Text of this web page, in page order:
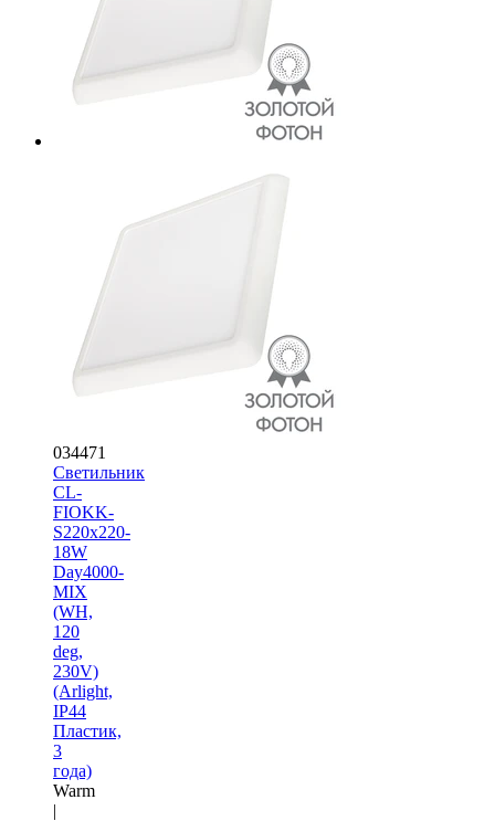
034471
Светильник
CL-
FIOKK-
S220x220-
18W
Day4000-
MIX
(WH,
120
deg,
230V)
(Arlight,
IP44
Пластик,
3
года)
Warm
|